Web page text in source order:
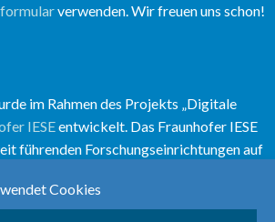
verwenden. Wir freuen uns schon!
im Rahmen des Projekts „Digitale
IESEentwickelt. Das Fraunhofer IESE
führenden Forschungseinrichtungen auf
Cookies